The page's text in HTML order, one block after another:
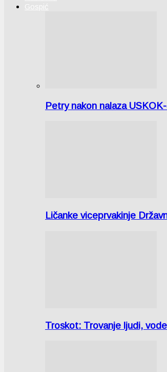
Gospić
Petry nakon nalaza
Ličanke viceprvakinje
Troskot: Trovanje ljudi,